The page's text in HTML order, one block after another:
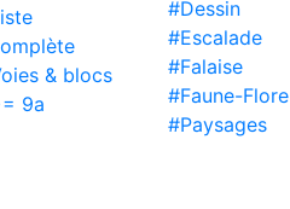
& blocs
9a
#Dessin
#Escalade
#Falaise
#Faune-Flore
#Paysages